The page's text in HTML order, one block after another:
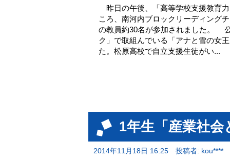
昨日の午後、「高等学校支援教育
ころ、南河内ブロックリーディング
の教員約30名が参加されました。
ク」で取組んでいる「アナと雪の女
た。松原高校で自立支援生徒がい...
1年生「産業社
2014年11月18日 16:25 投稿者: kou****